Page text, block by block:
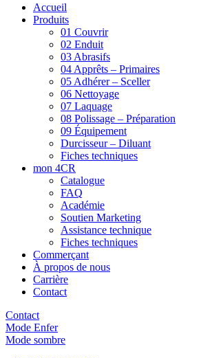
Accueil
Produits
01 Couvrir
02 Enduit
03 Abrasifs
04 Apprêts – Primaires
05 Adhérer – Sceller
06 Nettoyage
07 Laquage
08 Polissage – Préparation
09 Équipement
Durcisseur – Diluant
Fiches techniques
mon 4CR
Catalogue
FAQ
Académie
Soutien Marketing
Assistance technique
Fiches techniques
Commerçant
À propos de nous
Carrière
Contact
Contact
Mode Enfer
Mode sombre